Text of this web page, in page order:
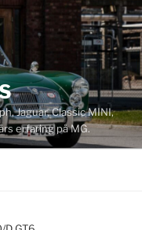
Jaguar, Classic MINI,
erfaring på MG.